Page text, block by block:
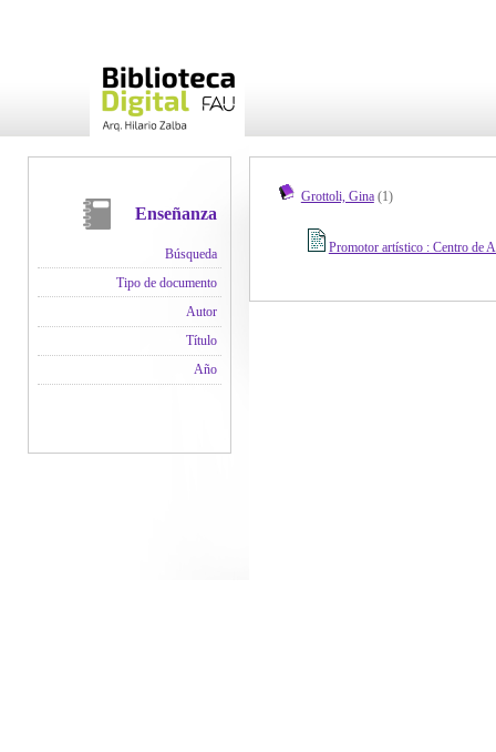
Enseñanza
Búsqueda
Tipo de documento
Autor
Título
Año
Grottoli, Gina(1)
Promotor artístico : Centro de